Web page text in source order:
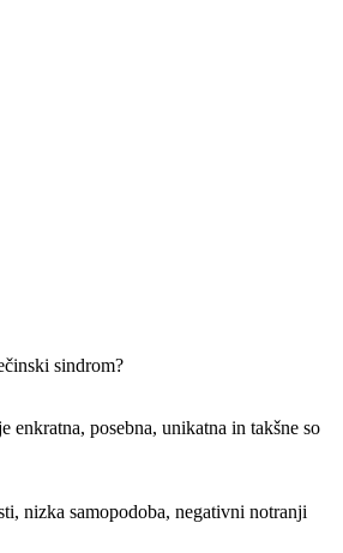
sindrom?
posebna, unikatna in takšne so
nizka samopodoba, negativni notranji